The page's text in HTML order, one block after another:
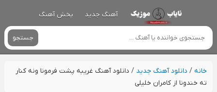
آهنگ جدید پخش آهنگ
جستجو
خانه/ دانلود آهنگ جدید / دانلود آهنگ غریبه پشت فرمونا ونه کنار
ته خندونا از کامران خلیلی